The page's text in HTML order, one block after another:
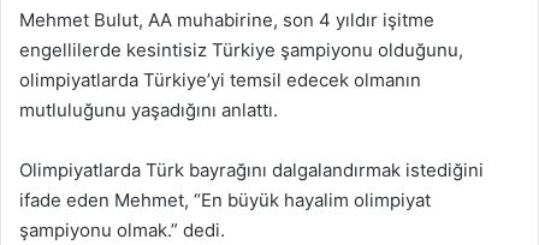
Mehmet Bulut, AA muhabirine, son 4 yıldır işitme
engellilerde kesintisiz Türkiye şampiyonu olduğunu,
olimpiyatlarda Türkiye’yi temsil edecek olmanın
mutluluğunu yaşadığını anlattı.
Olimpiyatlarda Türk bayrağını dalgalandırmak istediğini
ifade eden Mehmet, “En büyük hayalim olimpiyat
şampiyonu olmak.” dedi.